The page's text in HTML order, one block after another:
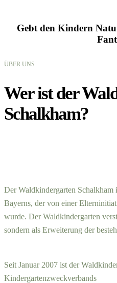
Gebt den Kindern
ÜBER UNS
Wer ist der
Schalkham?
Der Waldkindergarten Schalkham
Bayerns, der von einer
wurde. Der Waldkindergarten
sondern als Erweiterung der
Seit Januar 2007 ist der
Kindergartenzweckverbands